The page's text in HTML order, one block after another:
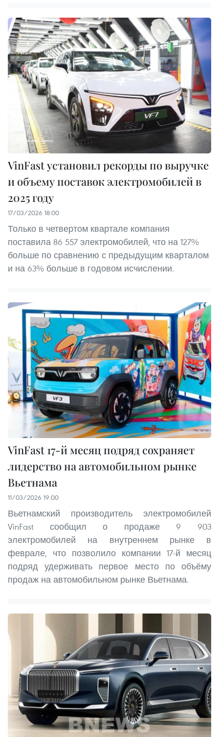
VinFast установил рекорды по выручке
и объему поставок электромобилей в
2025 году
17/03/2026 18:00
Только в четвертом квартале компания
поставила 86 557 электромобилей, что на 127%
больше по сравнению с предыдущим кварталом
и на 63% больше в годовом исчислении.
VinFast 17-й месяц подряд сохраняет
лидерство на автомобильном рынке
Вьетнама
11/03/2026 19:00
Вьетнамский производитель электромобилей
VinFast сообщил о продаже 9 903
электромобилей на внутреннем рынке в
феврале, что позволило компании 17-й месяц
подряд удерживать первое место по объёму
продаж на автомобильном рынке Вьетнама.